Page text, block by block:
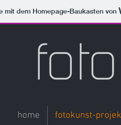
mit dem Homepage-Baukasten von
home fotokunst-